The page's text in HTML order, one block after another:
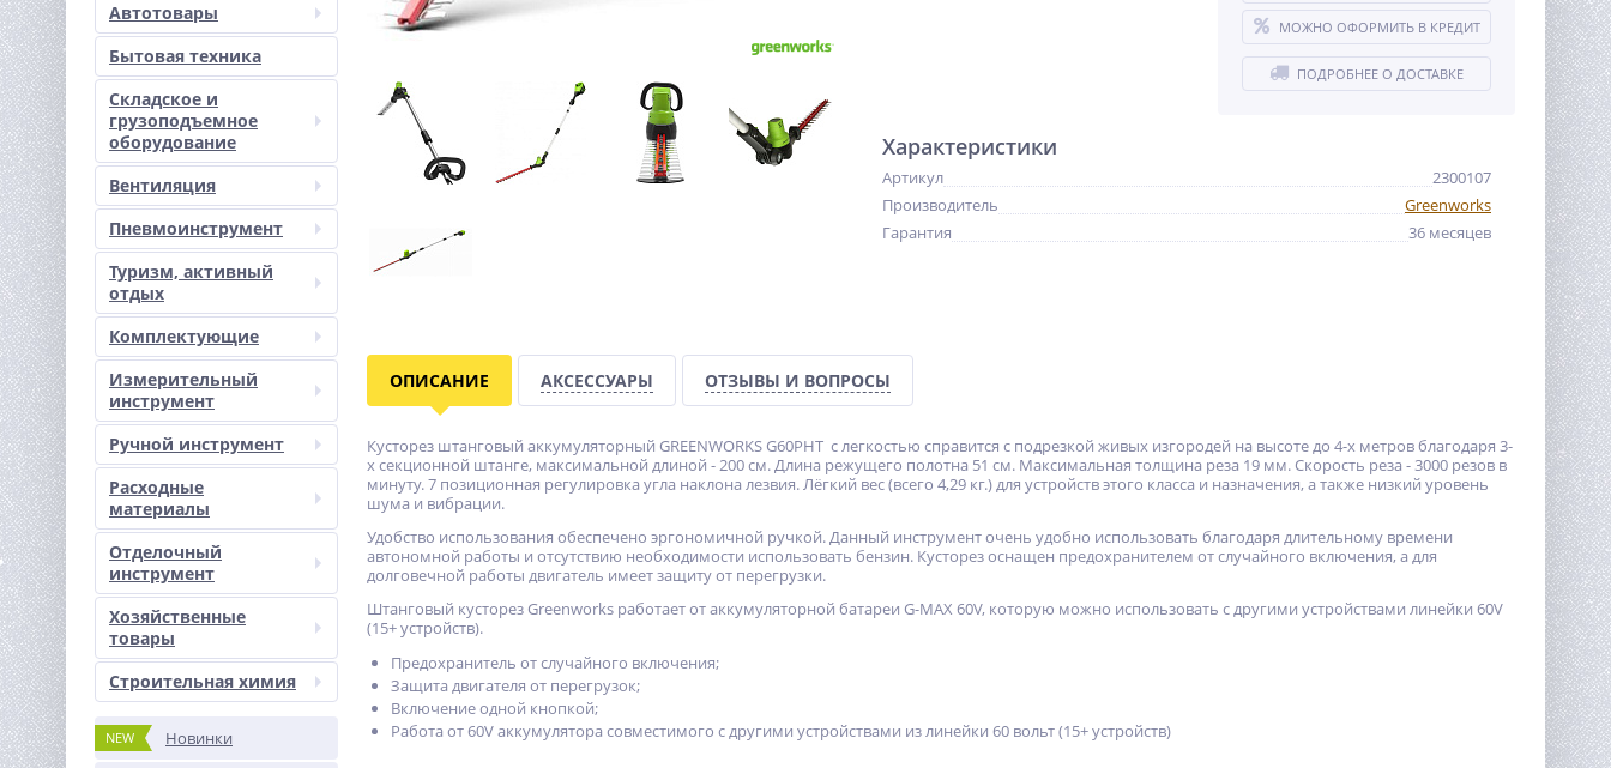
Автотовары
Бытовая техника
Складское и
грузоподъемное
оборудование
Вентиляция
Пневмоинструмент
Туризм, активный
отдых
Комплектующие
Измерительный
инструмент
Ручной инструмент
Расходные
материалы
Отделочный
инструмент
Хозяйственные
товары
Строительная химия
NEW Новинки
МОЖНО ОФОРМИТЬ В КРЕДИТ
ПОДРОБНЕЕ О ДОСТАВКЕ
Характеристики
Артикул
2300107
Производитель
Greenworks
Гарантия
36 месяцев
ОПИСАНИЕ АКСЕССУАРЫ ОТЗЫВЫ И ВОПРОСЫ
Кусторез штанговый аккумуляторный GREENWORKS G60PHT с легкостью справится с подрезкой живых изгородей на высоте до 4-х метров благодаря 3-
х секционной штанге, максимальной длиной - 200 см. Длина режущего полотна 51 см. Максимальная толщина реза 19 мм. Скорость реза - 3000 резов в
минуту. 7 позиционная регулировка угла наклона лезвия. Лёгкий вес (всего 4,29 кг.) для устройств этого класса и назначения, а также низкий уровень
шума и вибрации.
Удобство использования обеспечено эргономичной ручкой. Данный инструмент очень удобно использовать благодаря длительному времени
автономной работы и отсутствию необходимости использовать бензин. Кусторез оснащен предохранителем от случайного включения, а для
долговечной работы двигатель имеет защиту от перегрузки.
Штанговый кусторез Greenworks работает от аккумуляторной батареи G-MAX 60V, которую можно использовать с другими устройствами линейки 60V
(15+ устройств).
Предохранитель от случайного включения;
Защита двигателя от перегрузок;
Включение одной кнопкой;
Работа от 60V аккумулятора совместимого с другими устройствами из линейки 60 вольт (15+ устройств)